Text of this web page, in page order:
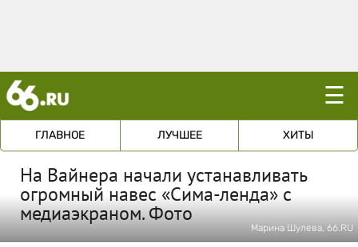
☰
ГЛАВНОЕ ЛУЧШЕЕ ХИТЫ
На Вайнера начали устанавливать
огромный навес «Сима-ленда» с
медиаэкраном. Фото
Марина Шулева, 66.RU